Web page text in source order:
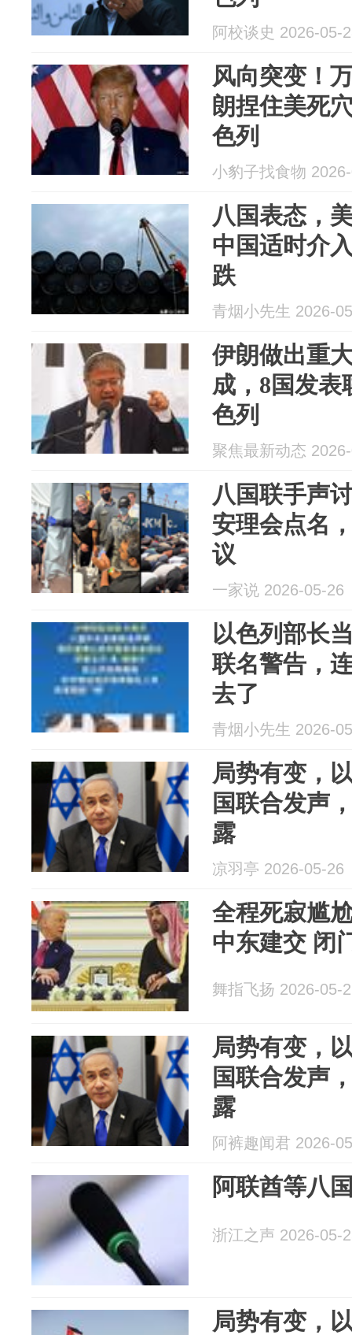
阿校谈史 2026-05-
风向突变！
朗捏住美死
色列
小豹子找食物
八国表态，
中国适时介
跌
青烟小先生 2026-
伊朗做出重
成，8国发表
色列
聚焦最新动态
八国联手声
安理会点名
议
一家说 2026-05-26
以色列部长
联名警告，
去了
青烟小先生 2026-
局势有变，
国联合发声
露
凉羽亭 2026-05-26
全程死寂尴
中东建交 闭
舞指飞扬 2026-05-
局势有变，
国联合发声
露
阿裤趣闻君 2026-
阿联酋等八
浙江之声 2026-05-
局势有变，